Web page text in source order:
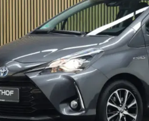
v.a. € 317/mnd
Scherp geprijsd
2018 · 79.923 km · Hybride ·
Automaat
Zuithof· Bornerbroek